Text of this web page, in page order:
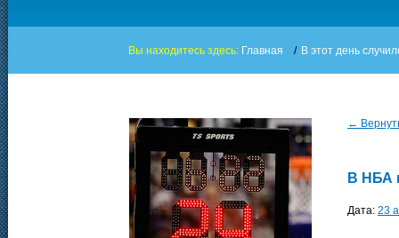
Вы находитесь здесь: Главная / В этот день
←
В НБА
Дата: 23